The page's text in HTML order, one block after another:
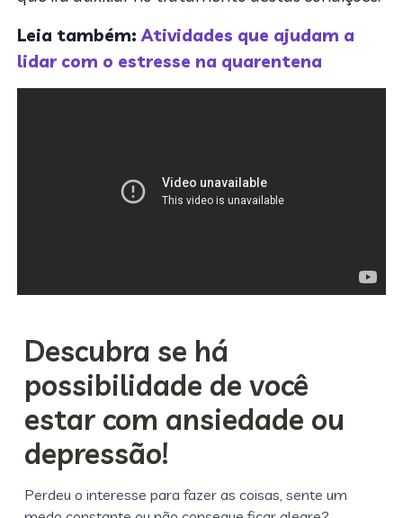
Leia também:Atividades que ajudam a
lidar com o estresse na quarentena